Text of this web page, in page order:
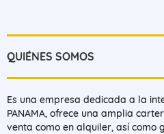
QUIÉNES SOMOS
Es una empresa dedicada a la
PANAMA, ofrece una amplia
venta como en alquiler, así como